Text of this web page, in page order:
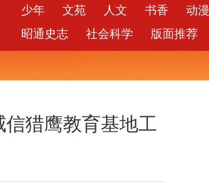
少年 文苑 人文 书香
动漫
昭通史志
社会科学 版面推荐
猎鹰教育基地工